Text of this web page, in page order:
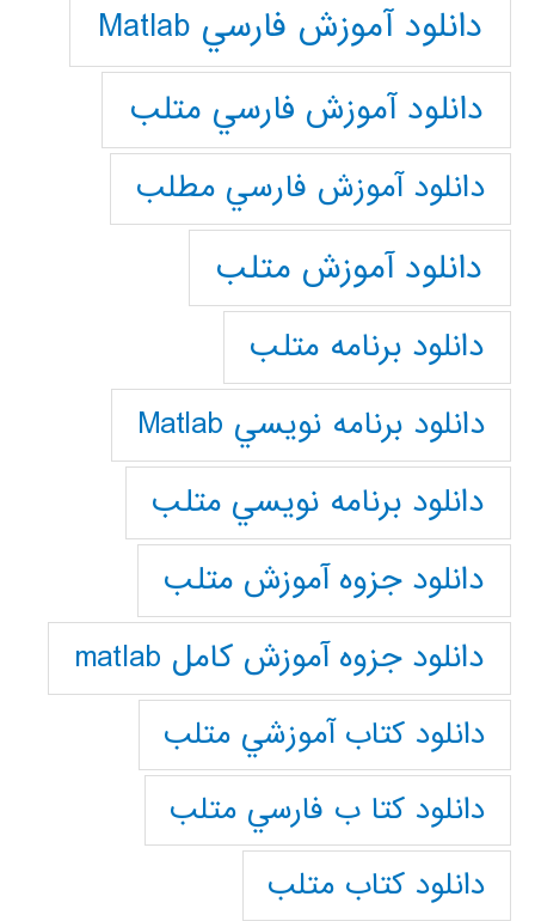
دانلود آموزش فارسي Matlab
دانلود آموزش فارسي متلب
دانلود آموزش فارسي مطلب
دانلود آموزش متلب
دانلود برنامه متلب
دانلود برنامه نويسي Matlab
دانلود برنامه نويسي متلب
دانلود جزوه آموزش متلب
دانلود جزوه آموزش کامل matlab
دانلود كتاب آموزشي متلب
دانلود كتا ب فارسي متلب
دانلود كتاب متلب